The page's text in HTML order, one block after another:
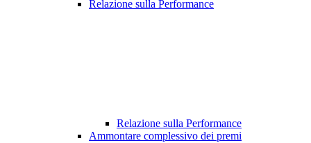
Relazione sulla Performance
Relazione sulla Performance
Ammontare complessivo dei premi